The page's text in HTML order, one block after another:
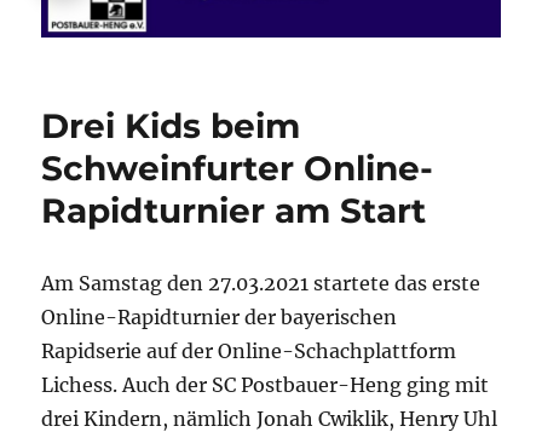
Drei Kids beim
Schweinfurter Online-
Rapidturnier am Start
Am Samstag den 27.03.2021 startete das erste
Online-Rapidturnier der bayerischen
Rapidserie auf der Online-Schachplattform
Lichess. Auch der SC Postbauer-Heng ging mit
drei Kindern, nämlich Jonah Cwiklik, Henry Uhl